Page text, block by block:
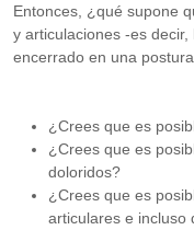
Entonces, ¿qué supone
y articulaciones -es
encerrado en una
¿Crees que es
¿Crees que es
doloridos?
¿Crees que es
articulares e incluso